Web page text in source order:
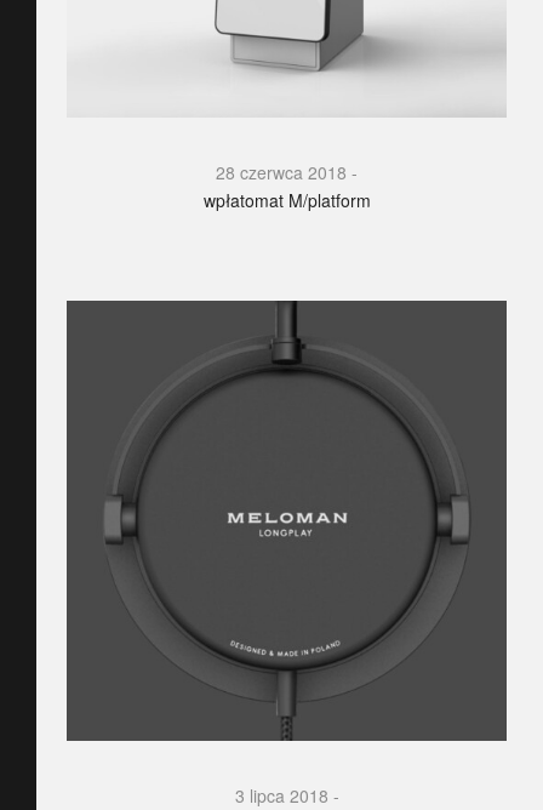
28 czerwca 2018
wpłatomat M/platform
3 lipca 2018